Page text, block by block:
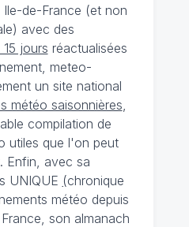
de-France (et non
avec des
jours réactualisées
meteo-
un site national
météo saisonnières
compilation de
utiles que l'on peut
Enfin, avec sa
UNIQUE (chronique
météo depuis
son almanach